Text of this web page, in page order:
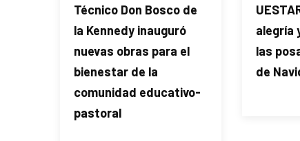
Técnico Don Bosco de
la Kennedy inauguró
nuevas obras para el
bienestar de la
comunidad educativo-
pastoral
alegría
las
de